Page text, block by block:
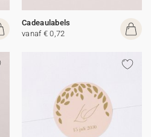
Cadeaulabels
vanaf € 0,72